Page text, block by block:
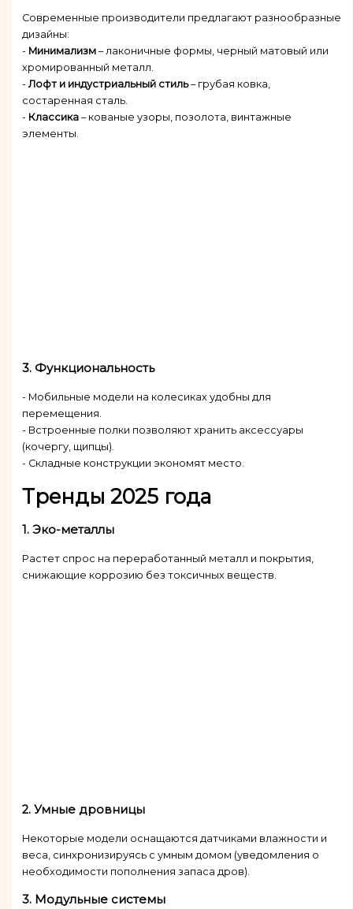
Современные производители предлагают разнообразные
дизайны:
- Минимализм– лаконичные формы, черный матовый или
хромированный металл.
- Лофт и индустриальный стиль– грубая ковка,
состаренная сталь.
- Классика– кованые узоры, позолота, винтажные
элементы.
3. Функциональность
- Мобильные модели на колесиках удобны для
перемещения.
- Встроенные полки позволяют хранить аксессуары
(кочергу, щипцы).
- Складные конструкции экономят место.
Тренды 2025 года
1. Эко-металлы
Растет спрос на переработанный металл и покрытия,
снижающие коррозию без токсичных веществ.
2. Умные дровницы
Некоторые модели оснащаются датчиками влажности и
веса, синхронизируясь с умным домом (уведомления о
необходимости пополнения запаса дров).
3. Модульные системы